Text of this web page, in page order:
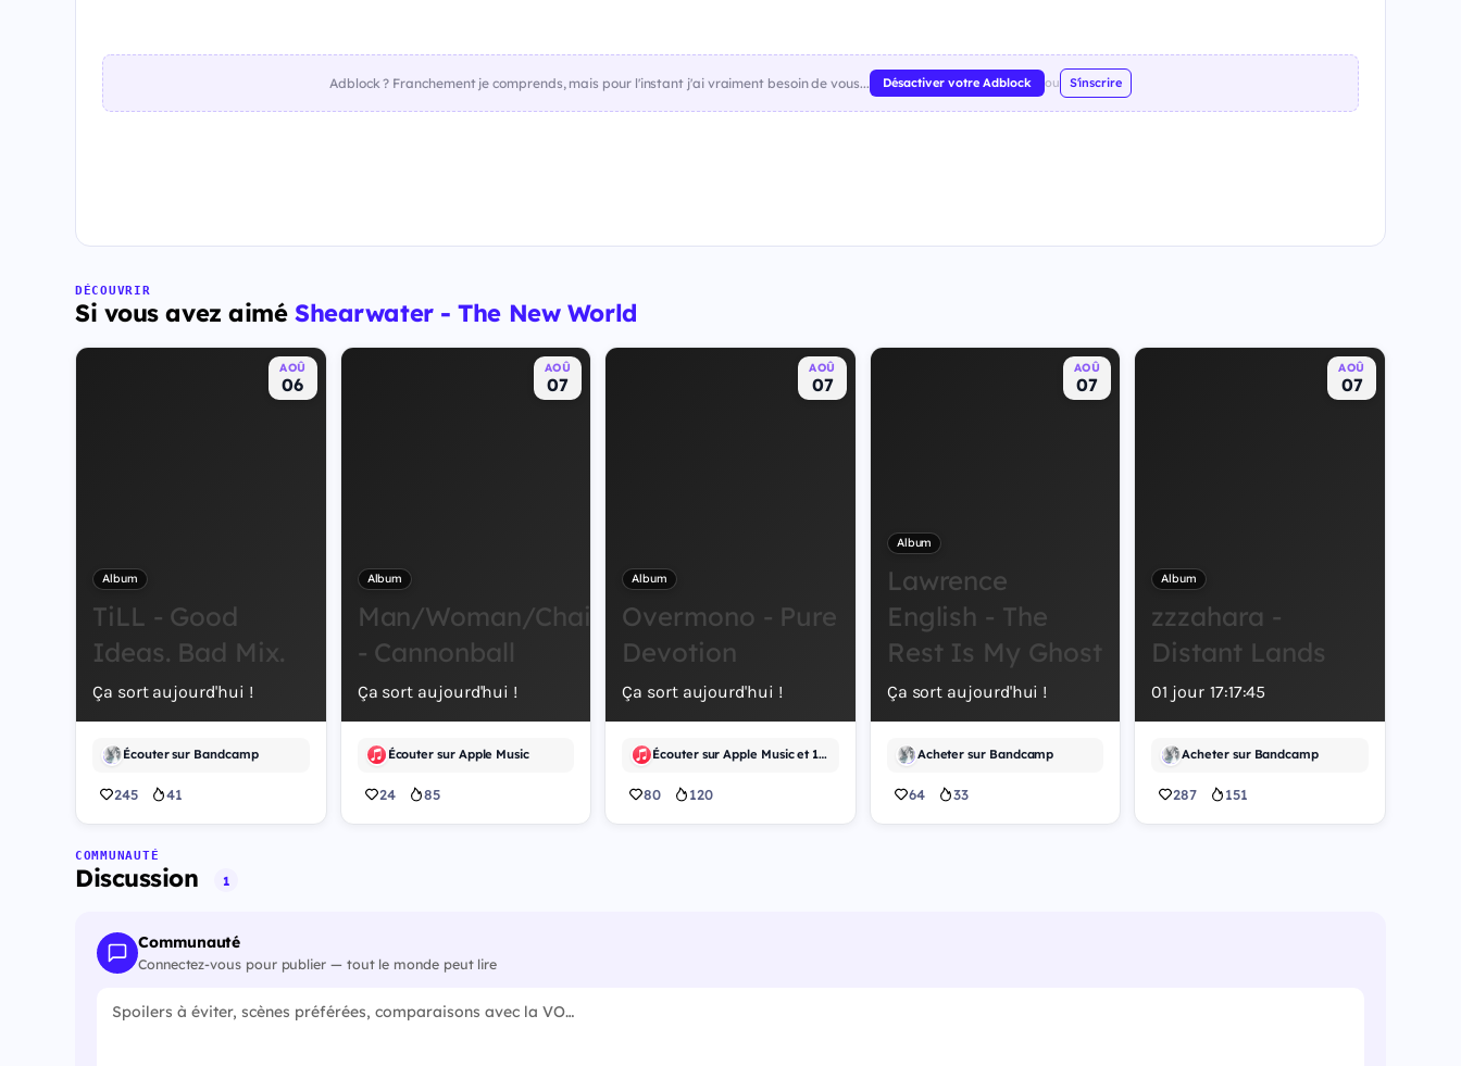
Adblock ? Franchement je comprends, mais pour l'instant j'ai vraiment besoin de vous... Désactiver votre Adblock ou S'inscrire
DÉCOUVRIR
Si vous avez aiméShearwater - The New World
AOÛ
06
Album
TiLL - Good
Ideas. Bad Mix.
Ça sort aujourd'hui !
Écouter sur Bandcamp
245 41
AOÛ
07
Album
Man/Woman/Chainsaw
- Cannonball
Ça sort aujourd'hui !
Écouter sur Apple Music
24 85
AOÛ
07
Album
Overmono - Pure
Devotion
Ça sort aujourd'hui !
Écouter sur Apple Music et 1 autre
80 120
AOÛ
07
Album
Lawrence
English - The
Rest Is My Ghost
Ça sort aujourd'hui !
Acheter sur Bandcamp
64 33
AOÛ
07
Album
zzzahara -
Distant Lands
01 jour 17:17:44
Acheter sur Bandcamp
287 151
COMMUNAUTÉ
Discussion 1
Communauté
Connectez-vous pour publier — tout le monde peut lire